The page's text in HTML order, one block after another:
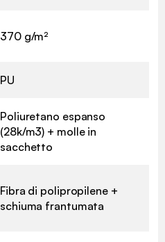
370 g/m²
PU
Poliuretano espanso
(28k/m3) + molle in
sacchetto
Fibra di polipropilene +
schiuma frantumata